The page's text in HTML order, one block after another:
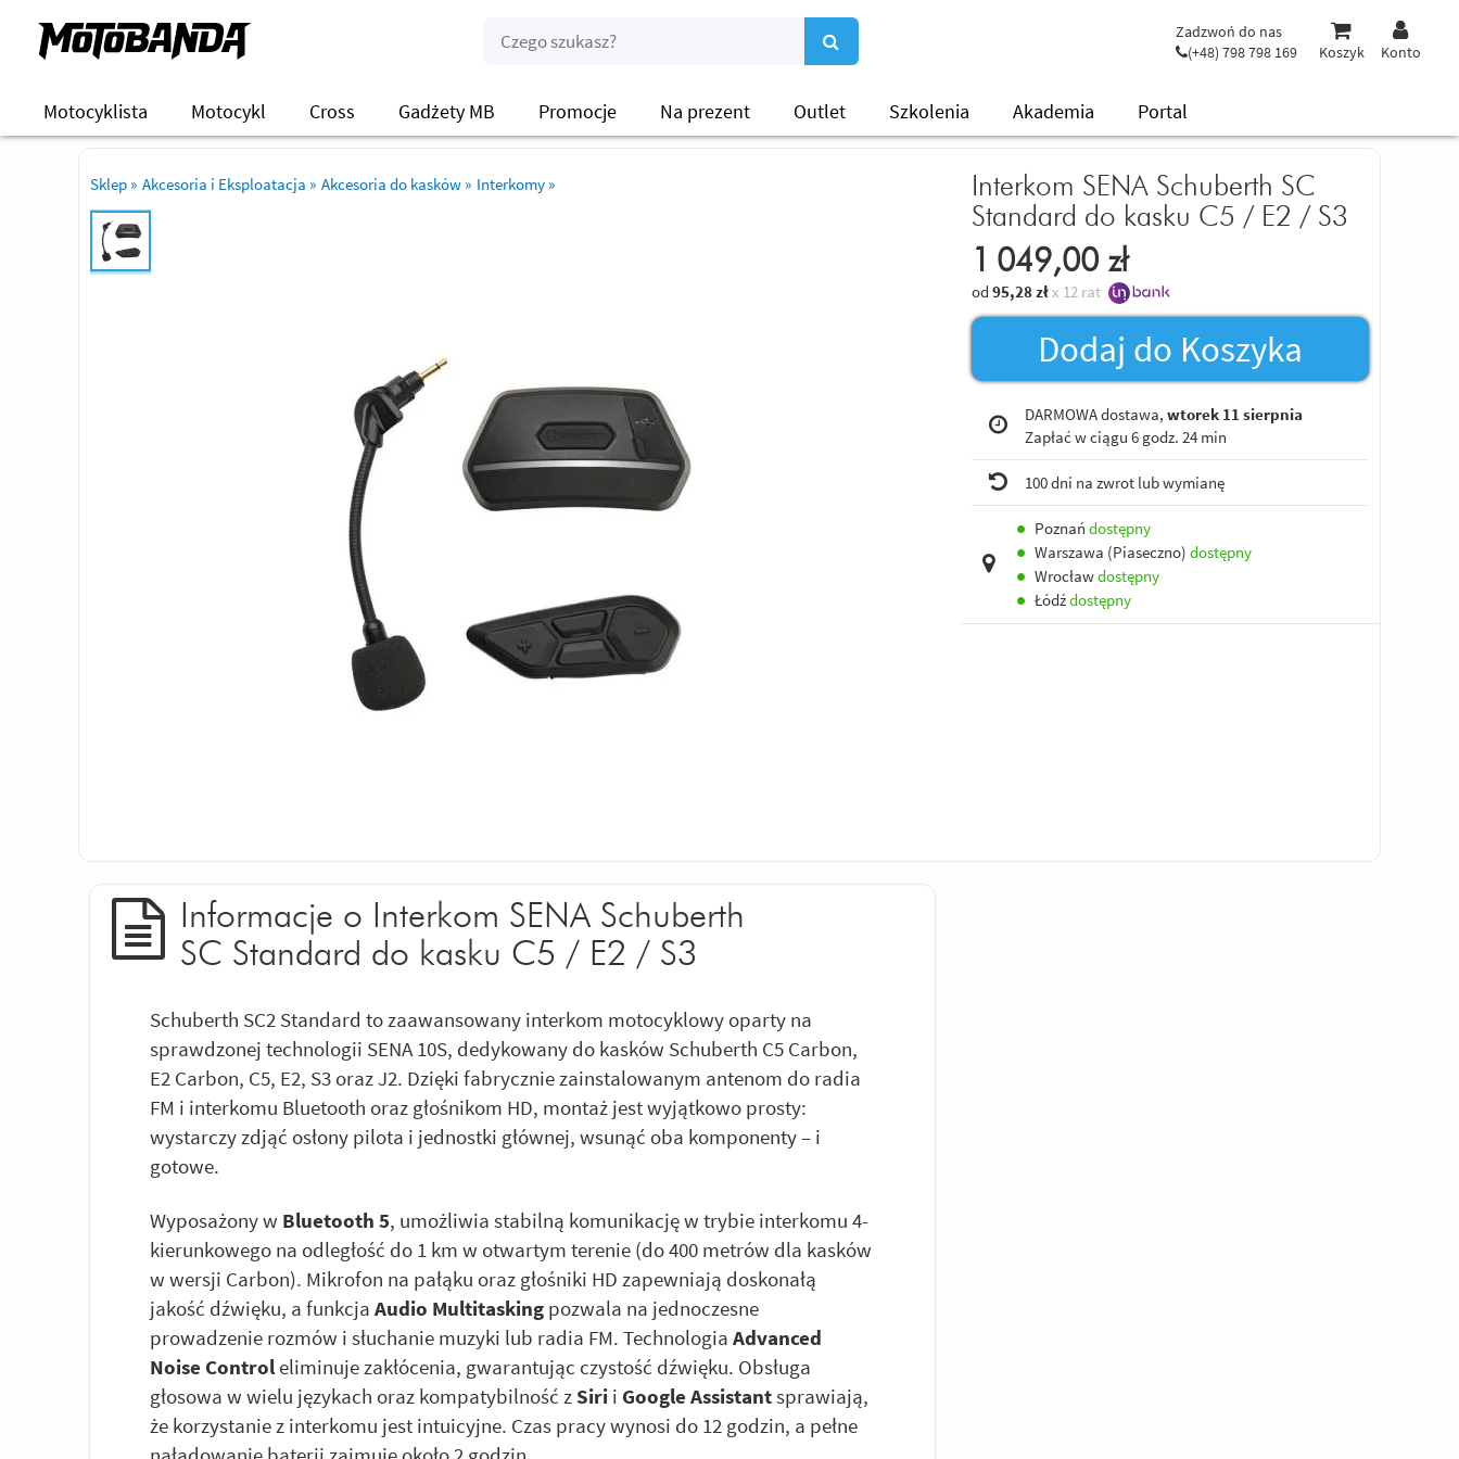
Zadzwoń do nas
(+48) 798 798 169
Koszyk Konto
Motocyklista Motocykl Cross Gadżety MB Promocje Na prezent Outlet Szkolenia Akademia Portal
Sklep » Akcesoria i Eksploatacja » Akcesoria do kasków » Interkomy »
Interkom SENA Schuberth SC
Standard do kasku C5 / E2 / S3
1 049,00 zł
od 95,28 zł x 12 rat
Dodaj do Koszyka
DARMOWA dostawa, wtorek 11 sierpnia
Zapłać w ciągu 6 godz. 24 min
100 dni na zwrot lub wymianę
● Poznań dostępny
● Warszawa (Piaseczno) dostępny
● Wrocławdostępny
● Łódźdostępny
Informacje o Interkom SENA Schuberth
SC Standard do kasku C5 / E2 / S3
Schuberth SC2 Standard to zaawansowany interkom motocyklowy oparty na
sprawdzonej technologii SENA 10S, dedykowany do kasków Schuberth C5 Carbon,
E2 Carbon, C5, E2, S3 oraz J2. Dzięki fabrycznie zainstalowanym antenom do radia
FM i interkomu Bluetooth oraz głośnikom HD, montaż jest wyjątkowo prosty:
wystarczy zdjąć osłony pilota i jednostki głównej, wsunąć oba komponenty – i
gotowe.
Wyposażony w Bluetooth 5, umożliwia stabilną komunikację w trybie interkomu 4-
kierunkowego na odległość do 1 km w otwartym terenie (do 400 metrów dla kasków
w wersji Carbon). Mikrofon na pałąku oraz głośniki HD zapewniają doskonałą
jakość dźwięku, a funkcja Audio Multitasking pozwala na jednoczesne
prowadzenie rozmów i słuchanie muzyki lub radia FM. Technologia Advanced
Noise Control eliminuje zakłócenia, gwarantując czystość dźwięku. Obsługa
głosowa w wielu językach oraz kompatybilność z Siri i Google Assistantsprawiają,
że korzystanie z interkomu jest intuicyjne. Czas pracy wynosi do 12 godzin, a pełne